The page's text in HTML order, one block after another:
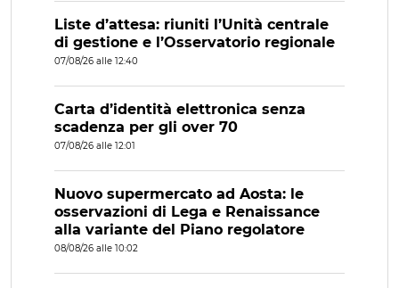
Liste d’attesa: riuniti l’Unità centrale
di gestione e l’Osservatorio regionale
07/08/26 alle 12:40
Carta d’identità elettronica senza
scadenza per gli over 70
07/08/26 alle 12:01
Nuovo supermercato ad Aosta: le
osservazioni di Lega e Renaissance
alla variante del Piano regolatore
08/08/26 alle 10:02